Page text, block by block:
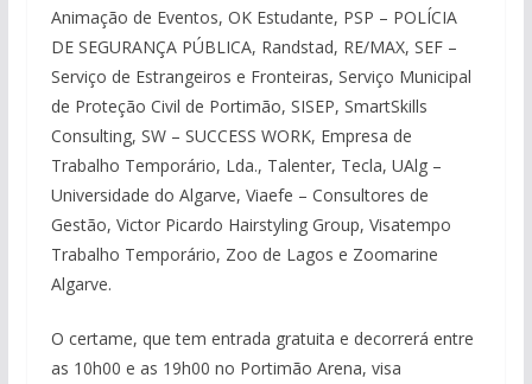
Animação de Eventos, OK Estudante, PSP – POLÍCIA
DE SEGURANÇA PÚBLICA, Randstad, RE/MAX, SEF –
Serviço de Estrangeiros e Fronteiras, Serviço Municipal
de Proteção Civil de Portimão, SISEP, SmartSkills
Consulting, SW – SUCCESS WORK, Empresa de
Trabalho Temporário, Lda., Talenter, Tecla, UAlg –
Universidade do Algarve, Viaefe – Consultores de
Gestão, Victor Picardo Hairstyling Group, Visatempo
Trabalho Temporário, Zoo de Lagos e Zoomarine
Algarve.
O certame, que tem entrada gratuita e decorrerá entre
as 10h00 e as 19h00 no Portimão Arena, visa